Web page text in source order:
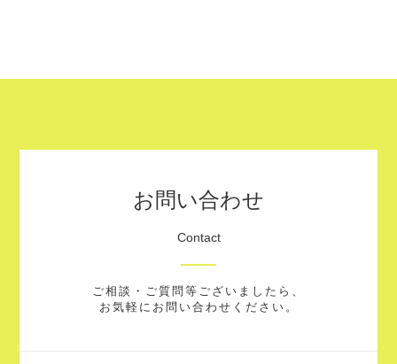
お問い合わせ
Contact
ご相談・ご質問等ございましたら、
お気軽にお問い合わせください。